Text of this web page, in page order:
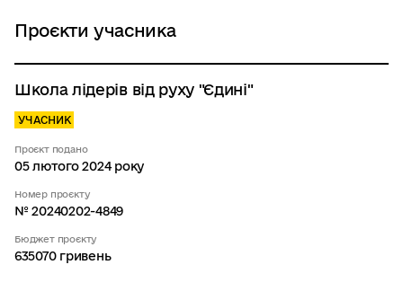
Проєкти учасника
Школа лідерів від руху "Єдині"
УЧАСНИК
Проєкт подано
05 лютого 2024 року
Номер проєкту
№ 20240202-4849
Бюджет проєкту
635070 гривень